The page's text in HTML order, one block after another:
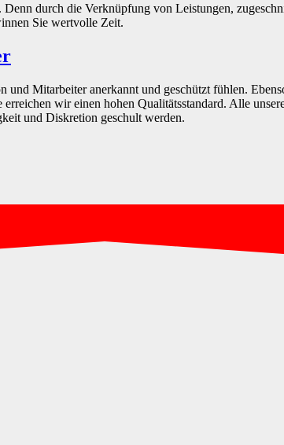
durch die Verknüpfung von Leistungen,
Sie wertvolle Zeit.
Mitarbeiter anerkannt und geschützt fühlen.
wir einen hohen Qualitätsstandard. Alle
und Diskretion geschult werden.